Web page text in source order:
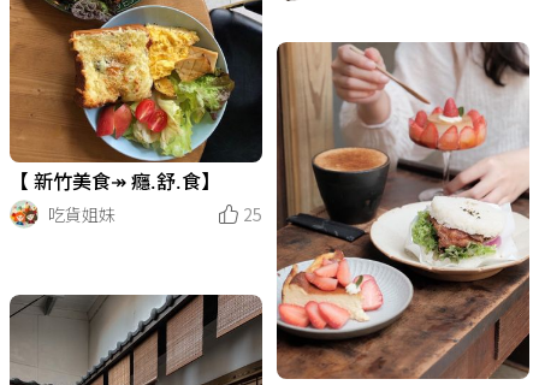
【 新竹美食↠ 癮.舒.食】
吃貨姐妹
25